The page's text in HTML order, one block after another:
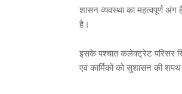
शासन व्यवस्था का महत्वपूर्ण अंग
है।
इसके पश्चात कलेक्ट्रेट परिसर
एवं कार्मिकों को सुशासन की शपथ